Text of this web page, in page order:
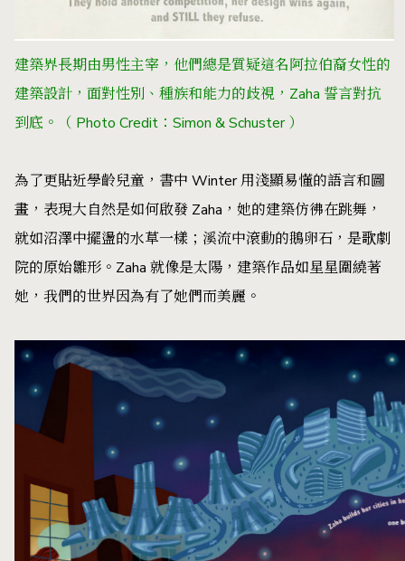
建築界長期由男性主宰，他們總是質疑這名阿拉伯裔女性的
建築設計，面對性別、種族和能力的歧視，Zaha 誓言對抗
到底。
（ Photo Credit：Simon & Schuster ）
為了更貼近學齡兒童，書中 Winter 用淺顯易懂的語言和圖
畫，表現大自然是如何啟發 Zaha，她的建築仿彿在跳舞，
就如沼澤中擺盪的水草一樣；溪流中滾動的鵝卵石，是歌劇
院的原始雛形。Zaha 就像是太陽，建築作品如星星圍繞著
她，我們的世界因為有了她們而美麗。